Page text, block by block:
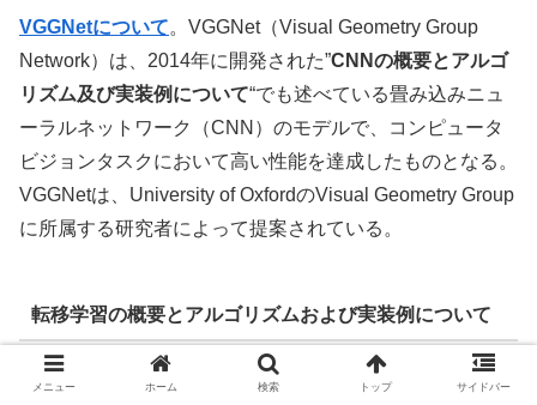
VGGNetについて。VGGNet（Visual Geometry Group
Network）は、2014年に開発された”CNNの概要とアルゴ
リズム及び実装例について“でも述べている畳み込みニュ
ーラルネットワーク（CNN）のモデルで、コンピュータ
ビジョンタスクにおいて高い性能を達成したものとなる。
VGGNetは、University of OxfordのVisual Geometry Group
に所属する研究者によって提案されている。
転移学習の概要とアルゴリズムおよび実装例について
転移学習の概要とアルゴリズムおよび実装例について。転
メニュー ホーム 検索 トップ サイドバー